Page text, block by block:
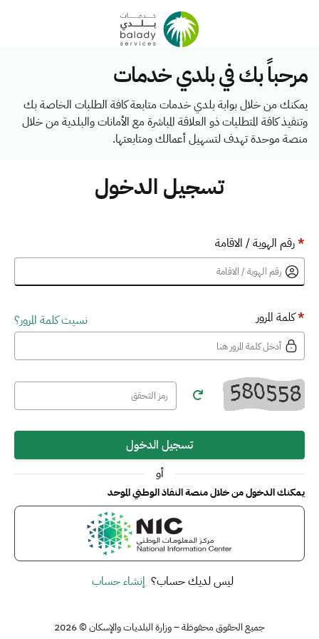
مرحباً بك في بلدي خدمات
يمكنك من خلال بوابة بلدي خدمات متابعة كافة الطلبات الخاصة بك
وتنفيذ كافة المتطلبات ذو العلاقة المباشرة مع الأمانات والبلدية من خلال
منصة موحدة تهدف لتسهيل أعمالك ومتابعتها.
تسجيل الدخول
*رقم الهوية / الاقامة
*كلمة المرور نسيت كلمة المرور؟
تسجيل الدخول
أو
يمكنك الدخول من خلال منصة النفاذ الوطني الموحد
ليس لديك حساب؟ إنشاء حساب
جميع الحقوق محفوظة – وزارة البلديات والإسكان © 2026